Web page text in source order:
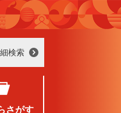
検索
さがす